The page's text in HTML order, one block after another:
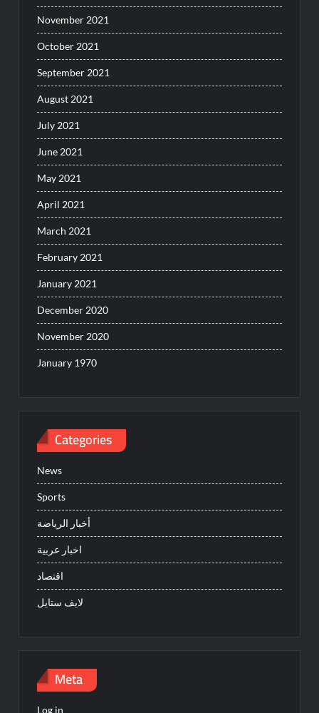
November 2021
October 2021
September 2021
August 2021
July 2021
June 2021
May 2021
April 2021
March 2021
February 2021
January 2021
December 2020
November 2020
January 1970
Categories
News
Sports
أخبار الرياضة
اخبار عربية
اقتصاد
لايف ستايل
Meta
Log in